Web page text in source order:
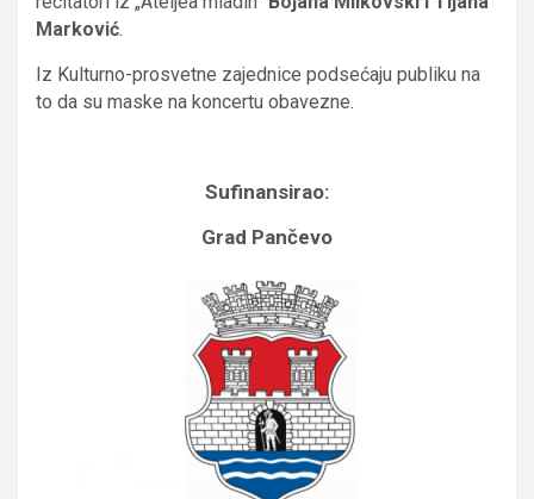
Marković.
Iz Kulturno-prosvetne zajednice podsećaju publiku na
to da su maske na koncertu obavezne.
Sufinansirao:
Grad Pančevo